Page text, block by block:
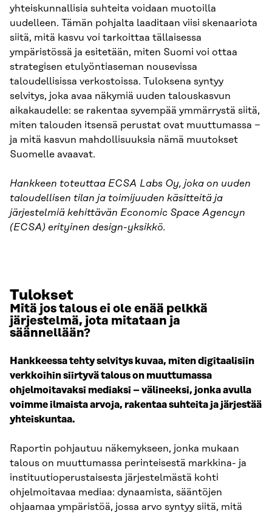
yhteiskunnallisia suhteita voidaan muotoilla
uudelleen. Tämän pohjalta laaditaan viisi skenaariota
siitä, mitä kasvu voi tarkoittaa tällaisessa
ympäristössä ja esitetään, miten Suomi voi ottaa
strategisen etulyöntiaseman nousevissa
taloudellisissa verkostoissa. Tuloksena syntyy
selvitys, joka avaa näkymiä uuden talouskasvun
aikakaudelle: se rakentaa syvempää ymmärrystä siitä,
miten talouden itsensä perustat ovat muuttumassa −
ja mitä kasvun mahdollisuuksia nämä muutokset
Suomelle avaavat.
Hankkeen toteuttaa ECSA Labs Oy, joka on uuden
taloudellisen tilan ja toimijuuden käsitteitä ja
järjestelmiä kehittävän Economic Space Agencyn
(ECSA) erityinen design-yksikkö.
Tulokset
Mitä jos talous ei ole enää pelkkä
järjestelmä, jota mitataan ja
säännellään?
Hankkeessa tehty selvitys kuvaa, miten digitaalisiin
verkkoihin siirtyvä talous on muuttumassa
ohjelmoitavaksi mediaksi – välineeksi, jonka avulla
voimme ilmaista arvoja, rakentaa suhteita ja järjestää
yhteiskuntaa.
Raportin pohjautuu näkemykseen, jonka mukaan
talous on muuttumassa perinteisestä markkina- ja
instituutioperustaisesta järjestelmästä kohti
ohjelmoitavaa mediaa: dynaamista, sääntöjen
ohjaamaa ympäristöä, jossa arvo syntyy siitä, mitä